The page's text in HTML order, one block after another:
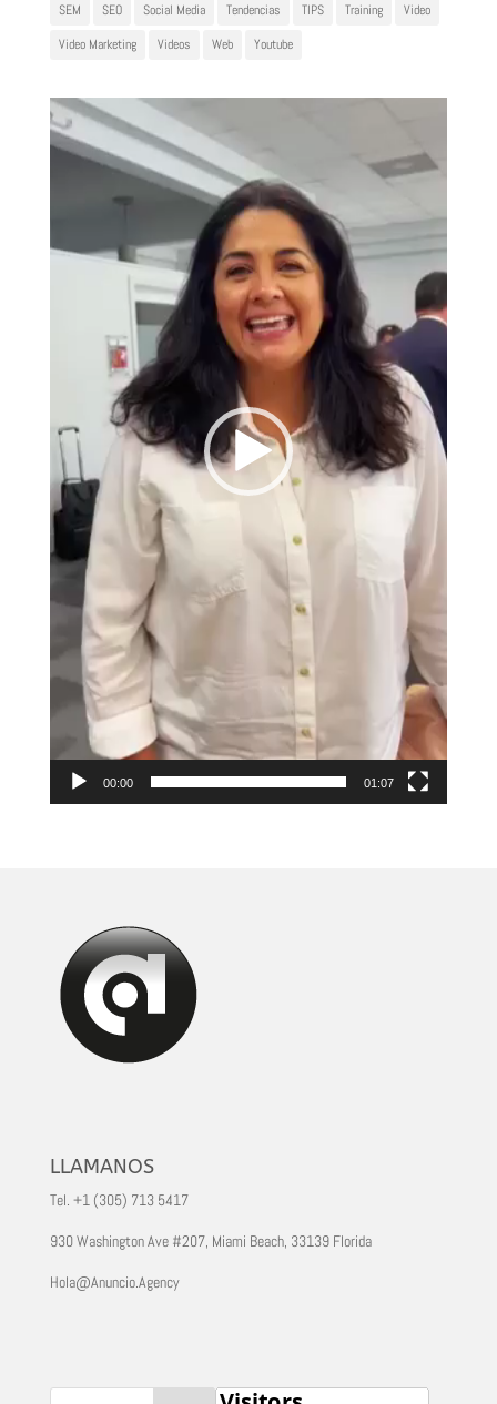
SEM
SEO Social Media Tendencias TIPS Training
Video
Video Marketing
Videos Web Youtube
Reproductor
de
vídeo
00:00 01:07
LLAMANOS
Tel. +1 (305) 713 5417
930 Washington Ave #207, Miami Beach, 33139 Florida
Hola@Anuncio.Agency